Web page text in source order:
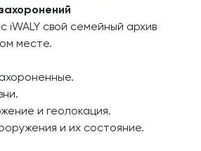
iWALY свой семейный архив
месте.
и геолокация.
и их состояние.